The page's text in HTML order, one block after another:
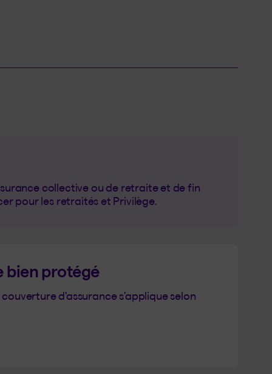
collective ou de retraite et de fin
pour les retraités et Privilège.
bien protégé
d'assurance s’applique selon